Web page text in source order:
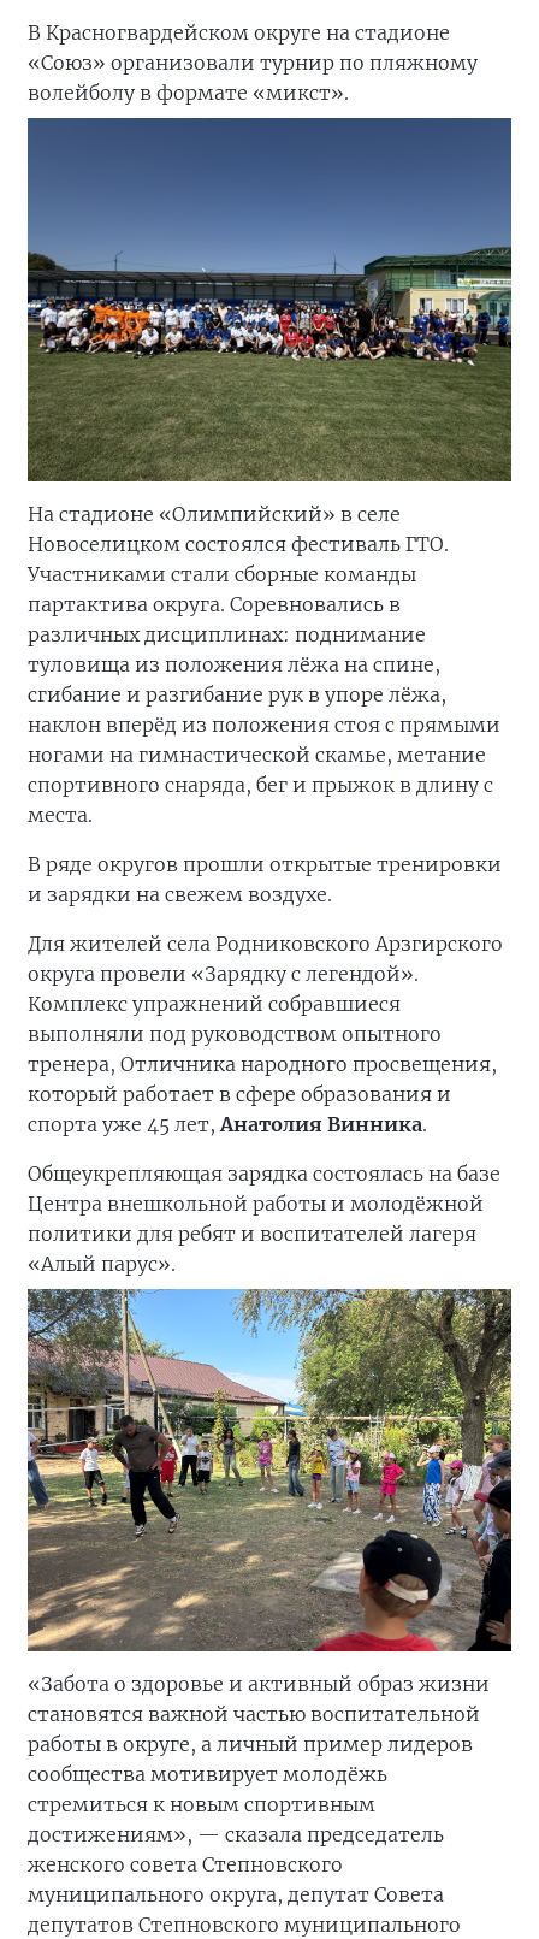
В Красногвардейском округе на стадионе
«Союз» организовали турнир по пляжному
волейболу в формате «микст».
На стадионе «Олимпийский» в селе
Новоселицком состоялся фестиваль ГТО.
Участниками стали сборные команды
партактива округа. Соревновались в
различных дисциплинах: поднимание
туловища из положения лёжа на спине,
сгибание и разгибание рук в упоре лёжа,
наклон вперёд из положения стоя с прямыми
ногами на гимнастической скамье, метание
спортивного снаряда, бег и прыжок в длину с
места.
В ряде округов прошли открытые тренировки
и зарядки на свежем воздухе.
Для жителей села Родниковского Арзгирского
округа провели «Зарядку с легендой».
Комплекс упражнений собравшиеся
выполняли под руководством опытного
тренера, Отличника народного просвещения,
который работает в сфере образования и
спорта уже 45 лет, Анатолия Винника.
Общеукрепляющая зарядка состоялась на базе
Центра внешкольной работы и молодёжной
политики для ребят и воспитателей лагеря
«Алый парус».
«Забота о здоровье и активный образ жизни
становятся важной частью воспитательной
работы в округе, а личный пример лидеров
сообщества мотивирует молодёжь
стремиться к новым спортивным
достижениям», — сказала председатель
женского совета Степновского
муниципального округа, депутат Совета
депутатов Степновского муниципального